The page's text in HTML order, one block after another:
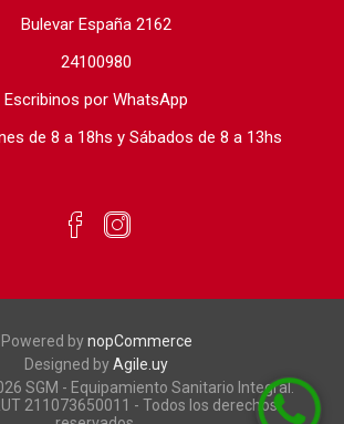
Bulevar España 2162
24100980
Escribinos por WhatsApp
de 8 a 18hs y Sábados de 8 a 13hs
Powered bynopCommerce
Designed byAgile.uy
SGM - Equipamiento Sanitario Integral.
211073650011 - Todos los derechos